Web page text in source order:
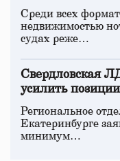
Среди всех
недвижимостью
судах реже…
Свердловская
усилить позиции
Региональное
Екатеринбурге
минимум…